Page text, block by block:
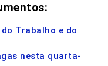
Trabalho e do
nesta quarta-